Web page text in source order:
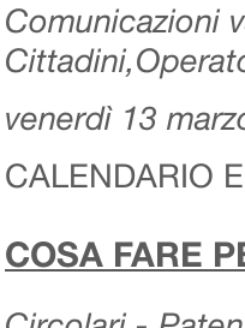
Comunicazioni
venerdì 13
CALENDARIO
COSA FARE